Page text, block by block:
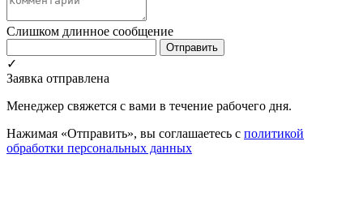
Слишком длинное сообщение
Отправить
✓
Заявка отправлена
Менеджер свяжется с вами в течение рабочего дня.
Нажимая «Отправить», вы соглашаетесь с политикой
обработки персональных данных